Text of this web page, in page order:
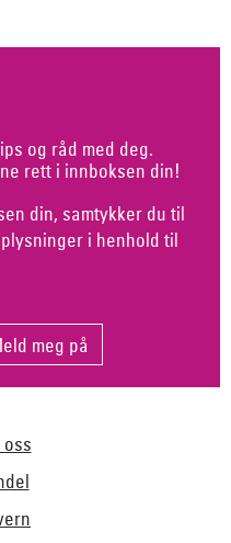
og råd med deg.
rett i innboksen din!
din, samtykker du til
i henhold til
oss